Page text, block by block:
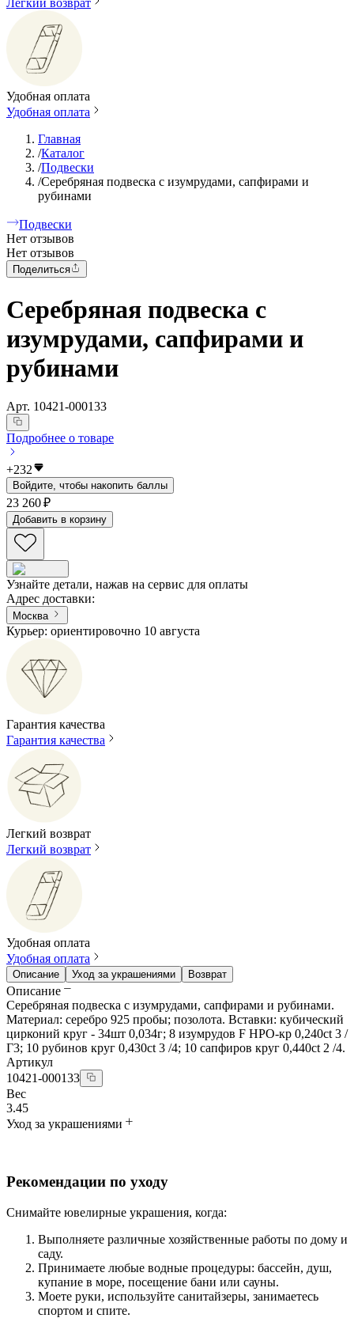
Легкий возврат
Удобная оплата
Удобная оплата
Главная
/Каталог
/Подвески
/Серебряная подвеска с изумрудами, сапфирами и
рубинами
Подвески
Нет отзывов
Нет отзывов
Поделиться
Серебряная подвеска с
изумрудами, сапфирами и
рубинами
Арт. 10421-000133
Подробнее о товаре
+232
Войдите, чтобы накопить баллы
23 260 ₽
Добавить в корзину
Узнайте детали, нажав на сервис для оплаты
Адрес доставки:
Москва
Курьер: ориентировочно 10 августа
Гарантия качества
Гарантия качества
Легкий возврат
Легкий возврат
Удобная оплата
Удобная оплата
Описание Уход за украшениями Возврат
Описание
Серебряная подвеска с изумрудами, сапфирами и рубинами.
Материал: серебро 925 пробы; позолота. Вставки: кубический
цирконий круг - 34шт 0,034г; 8 изумрудов F НРО-кр 0,240ct 3 /
Г3; 10 рубинов круг 0,430ct 3 /4; 10 сапфиров круг 0,440ct 2 /4.
Артикул
10421-000133
Вес
3.45
Уход за украшениями
Рекомендации по уходу
Снимайте ювелирные украшения, когда:
Выполняете различные хозяйственные работы по дому и
саду.
Принимаете любые водные процедуры: бассейн, душ,
купание в море, посещение бани или сауны.
Моете руки, используйте санитайзеры, занимаетесь
спортом и спите.